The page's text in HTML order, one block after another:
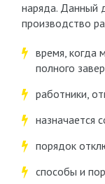
наряда. Данный
производство
время, когда
полного
работники,
назначается
порядок
способы и